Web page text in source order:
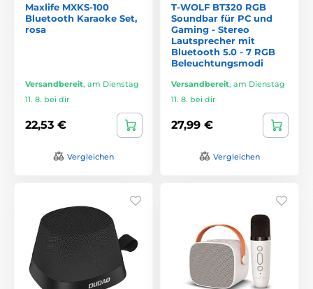
Maxlife MXKS-100
Bluetooth Karaoke Set,
rosa
Versandbereit, am Dienstag
11. 8. bei dir
22,53 €
Vergleichen
T-WOLF BT320 RGB
Soundbar für PC und
Gaming - Stereo
Lautsprecher mit
Bluetooth 5.0 - 7 RGB
Beleuchtungsmodi
Versandbereit, am Dienstag
11. 8. bei dir
27,99 €
Vergleichen